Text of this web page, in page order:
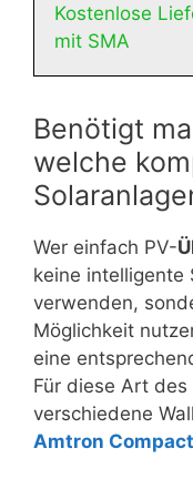
Kostenlose
mit SMA
Benötigt
welche
Wer einfach PV-
keine intelligente
verwenden,
Möglichkeit
eine
Für diese Art
verschiedene
Amtron Compact